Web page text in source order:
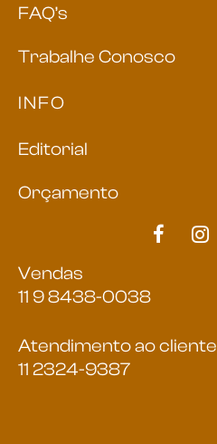
FAQ’s
Trabalhe Conosco
INFO
Editorial
Orçamento
Vendas
11 9 8438-0038
Atendimento ao cliente
11 2324-9387